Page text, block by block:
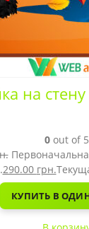
на
0out of 5
290.00 грн.
КУПИТЬ В